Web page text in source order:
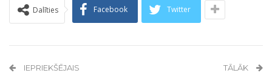
Dalīties Facebook Twitter
IEPRIEKŠĒJAIS TĀLĀK